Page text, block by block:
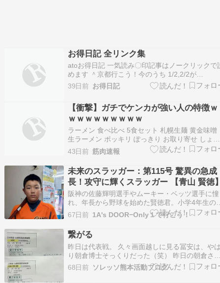
お得日記 全リンク集
atoお得日記 一気読み〇印記事はノークリックで
めます ＾京都行こう！今のうち 1/2,2/2が
2026/7/1.7/3投稿されます 九州旅ハウステンボス
1/3 山梨へ 1/2 GoTo函舘全集1/3 ato３ドライブ
39日前 お得日記
【衝撃】ガチでケンカが強い人の特徴ｗ
ｗｗｗｗｗｗｗｗｗ
ラーメン 食べ比べ 5食セット 札幌生麺 黄金味噌
生ラーメン ポッキリ ぽっきり お取り寄せ しょう
油 醤油 みそ 味噌 塩 ラーメン詰め合わせ ラーメ
通販 北海道ラーメンセット 札幌ラーメン 札幌み
げ 美味しいラーメン 北海道グルメ第一北海丸【
州からの贈り物】 九州美味…
43日前 筋肉速報
未来のスラッガー：第115号 驚異の急成
長！攻守に輝くスラッガー 【青山 賢徳
阪神の佐藤輝明選手やムーキー・ベッツ選手に憧
れ、年長から野球を始めた賢徳君。小学4年生の
から努力が大きく実を結び、驚くほどの成長を遂
げています。最大の武器は、確実性と長打力を兼
ね備えたバッティング。これまでに「ホームラン
大会」で2度のホームラン王、さらに「月間ホー
ラン王」を…
67日前 1A's DOOR−Only１で行こう！
繋がる
昨日は代表戦。 久々画面越しに見る冨安は、や
り朝倉博士そっくりだった（笑） 昨日の朝倉さ
効いてたなぁ〜 そんなこんなで、昨日はサッカ
尽くし。 朝からリバーサイドで6年の練習試合や
68日前 ソレッソ熊本活動ブログ